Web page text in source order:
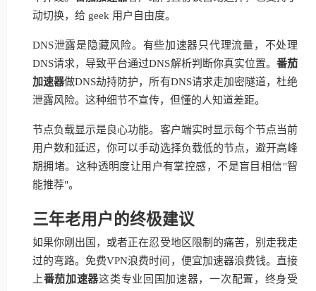
动切换，给 geek 用户自由度。
DNS泄露是隐藏风险。有些加速器只代理流量，不处理
DNS请求，导致平台通过DNS解析判断你真实位置。 番茄
加速器做DNS劫持防护，所有DNS请求走加密隧道，杜绝
泄露风险。这种细节不宣传，但懂的人知道差距。
节点负载显示是良心功能。客户端实时显示每个节点当前
用户数和延迟，你可以手动选择负载低的节点，避开高峰
期拥堵。这种透明度让用户有掌控感，不是盲目相信"智
能推荐"。
三年老用户的终极建议
如果你刚出国，或者正在忍受地区限制的痛苦，别走我走
过的弯路。免费VPN浪费时间，便宜加速器浪费钱。直接
上番茄加速器这类专业回国加速器，一次配置，终身受